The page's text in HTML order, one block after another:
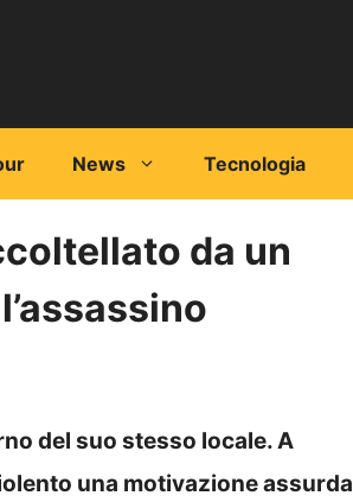
News Tecnologia
da un
del suo stesso locale. A
una motivazione assurda